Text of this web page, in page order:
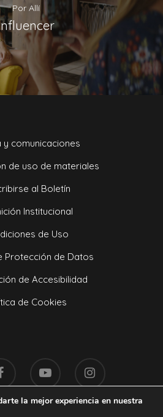
Por Allí
y comunicaciones
de uso de materiales
al Boletín
Institucional
de Uso
Protección de Datos
de Accesibilidad
de Cookies
la mejor experiencia en nuestra